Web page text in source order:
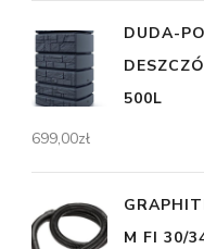
DUDA-
500L
699,00zł
M FI 30/